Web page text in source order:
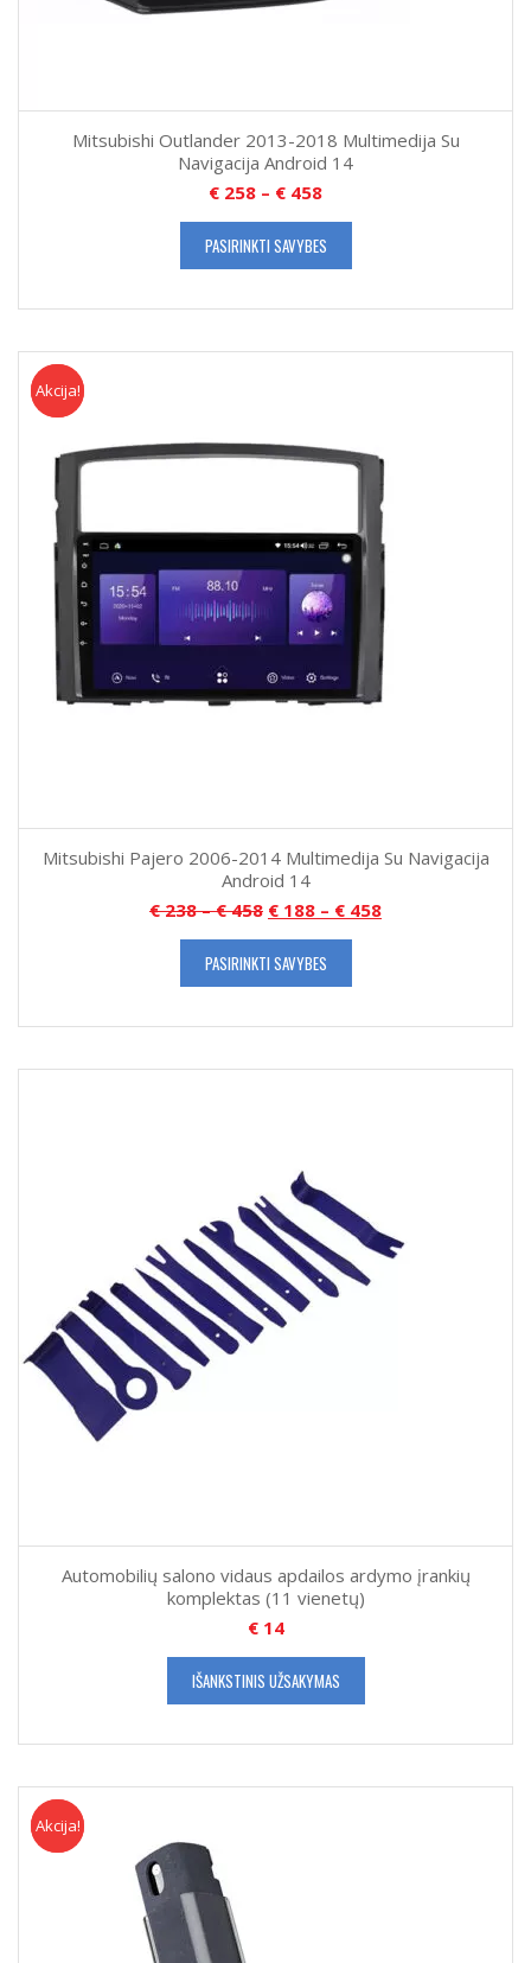
Mitsubishi Outlander 2013-2018 Multimedija Su
Navigacija Android 14
€ 258 – € 458
PASIRINKTI SAVYBES
Akcija
Akcija!
Mitsubishi Pajero 2006-2014 Multimedija Su Navigacija
Android 14
€238–€458 € 188 – € 458
PASIRINKTI SAVYBES
Automobilių salono vidaus apdailos ardymo įrankių
komplektas (11 vienetų)
€14
IŠANKSTINIS UŽSAKYMAS
Akcija
Akcija!